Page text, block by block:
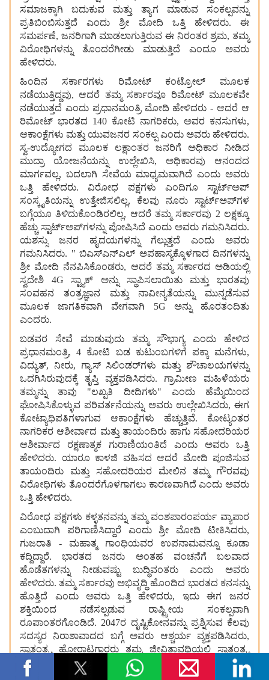
ಸಮಾಜಕ್ಕಾಗಿ
ಬದುಕುವ ಮತ್ತು ತ್ಯಾಗ ಮಾಡುವ
ಸಂಕಲ್ಪವನ್ನು
ಪ್ರತಿಬಿಂಬಿಸುತ್ತದೆ
ಎಂದು ಶ್ರೀ ಮೋದಿ ಒತ್ತಿ
ಹೇಳಿದರು. ಈ
ಸಮರ್ಪಣೆ, ಜನರಿಗಾಗಿ ಮಾಡಲಾಗುತ್ತಿರುವ ಈ ನಿರಂತರ ಶ್ರಮ, ತಮ್ಮ
ವಿರೋಧಿಗಳನ್ನು
ತೊಂದರೆಗೀಡು ಮಾಡುತ್ತಿದೆ ಎಂದೂ
ಅವರು
ಹೇಳಿದರು.
ಹಿಂದಿನ
ಸರ್ಕಾರಗಳು ರಿಮೋಟ್ ಕಂಟ್ರೋಲ್
ಮೂಲಕ
ನಡೆಯುತ್ತಿದ್ದವು, ಆದರೆ ತಮ್ಮ ಸರ್ಕಾರವೂ ರಿಮೋಟ್ ಮೂಲಕವೇ
ನಡೆಯುತ್ತದೆ ಎಂದು ಪ್ರಧಾನಮಂತ್ರಿ ಮೋದಿ ಹೇಳಿದರು - ಆದರೆ ಆ
ರಿಮೋಟ್ ಭಾರತದ 140 ಕೋಟಿ ನಾಗರಿಕರು, ಅವರ ಕನಸುಗಳು,
ಆಕಾಂಕ್ಷೆಗಳು ಮತ್ತು ಯುವಜನರ ಸಂಕಲ್ಪ ಎಂದು ಅವರು ಹೇಳಿದರು.
ಸ್ವ-ಉದ್ಯೋಗದ
ಮೂಲಕ ಲಕ್ಷಾಂತರ ಜನರಿಗೆ ಅಧಿಕಾರ
ನೀಡಿದ
ಮುದ್ರಾ
ಯೋಜನೆಯನ್ನು ಉಲ್ಲೇಖಿಸಿ, ಅಧಿಕಾರವು
ಆನಂದದ
ಮಾರ್ಗವಲ್ಲ, ಬದಲಾಗಿ ಸೇವೆಯ ಮಾಧ್ಯಮವಾಗಿದೆ ಎಂದು ಅವರು
ಒತ್ತಿ
ಹೇಳಿದರು. ವಿರೋಧ ಪಕ್ಷಗಳು ಎಂದಿಗೂ
ಸ್ಟಾರ್ಟ್‌ಅಪ್
ಸಂಸ್ಕೃತಿಯನ್ನು
ಉತ್ತೇಜಿಸಲಿಲ್ಲ, ಕೆಲವು ನೂರು
ಸ್ಟಾರ್ಟ್‌ಅಪ್‌ಗಳ
ಬಗ್ಗೆಯೂ ತಿಳಿದುಕೊಂಡಿರಲಿಲ್ಲ, ಆದರೆ ತಮ್ಮ ಸರ್ಕಾರವು 2 ಲಕ್ಷಕ್ಕೂ
ಹೆಚ್ಚು ಸ್ಟಾರ್ಟ್‌ಅಪ್‌ಗಳನ್ನು ಪೋಷಿಸಿದೆ ಎಂದು ಅವರು ಗಮನಿಸಿದರು.
ಯಶಸ್ಸು
ಜನರ ಹೃದಯಗಳನ್ನು ಗೆಲ್ಲುತ್ತದೆ ಎಂದು
ಅವರು
ಗಮನಿಸಿದರು. " ಬಿಎಸ್‌ಎನ್‌ಎಲ್ ಅಪಹಾಸ್ಯಕ್ಕೊಳಗಾದ ದಿನಗಳನ್ನು
ಶ್ರೀ ಮೋದಿ ನೆನಪಿಸಿಕೊಂಡರು, ಆದರೆ ತಮ್ಮ ಸರ್ಕಾರದ ಅಡಿಯಲ್ಲಿ
ಸ್ವದೇಶಿ 4G ಸ್ಟ್ಯಾಕ್
ಅನ್ನು ಸ್ಥಾಪಿಸಲಾಯಿತು ಮತ್ತು
ಭಾರತವು
ಸಂವಹನ
ತಂತ್ರಜ್ಞಾನ ಮತ್ತು ನಾವೀನ್ಯತೆಯನ್ನು
ಮುನ್ನಡೆಸುವ
ಮೂಲಕ
ಜಾಗತಿಕವಾಗಿ ವೇಗವಾಗಿ 5G ಅನ್ನು
ಹೊರತಂದಿತು
ಎಂದರು.
ಬಡವರ
ಸೇವೆ ಮಾಡುವುದು ತಮ್ಮ ಸೌಭಾಗ್ಯ ಎಂದು
ಹೇಳಿದ
ಪ್ರಧಾನಮಂತ್ರಿ, 4 ಕೋಟಿ
ಬಡ ಕುಟುಂಬಗಳಿಗೆ ಪಕ್ಕಾ
ಮನೆಗಳು,
ವಿದ್ಯುತ್, ನೀರು, ಗ್ಯಾಸ್ ಸಿಲಿಂಡರ್‌ಗಳು ಮತ್ತು ಶೌಚಾಲಯಗಳನ್ನು
ಒದಗಿಸಿರುವುದಕ್ಕೆ
ತೃಪ್ತಿ ವ್ಯಕ್ತಪಡಿಸಿದರು. ಗ್ರಾಮೀಣ
ಮಹಿಳೆಯರು
ತಮ್ಮನ್ನು
ತಾವು "ಲಖ್ಪತಿ ದೀದಿಗಳು" ಎಂದು
ಹೆಮ್ಮೆಯಿಂದ
ಘೋಷಿಸಿಕೊಳ್ಳುವ ಪರಿವರ್ತನೆಯನ್ನು ಅವರು ಉಲ್ಲೇಖಿಸಿದರು, ಈಗ
ಕೋಟ್ಯಾಧಿಪತಿಗಳಾಗುವ
ಆಕಾಂಕ್ಷೆಗಳು
ಹೆಚ್ಚುತ್ತಿವೆ. ಕೋಟ್ಯಂತರ
ನಾಗರಿಕರ ಆಶೀರ್ವಾದ ಮತ್ತು ತಾಯಂದಿರು ಹಾಗು ಸಹೋದರಿಯರ
ಆಶೀರ್ವಾದ ರಕ್ಷಣಾತ್ಮಕ
ಗುರಾಣಿಯಂತಿದೆ ಎಂದು ಅವರು
ಒತ್ತಿ
ಹೇಳಿದರು. ಯಾರೂ ಕಾಳಜಿ ವಹಿಸದ ಆದರೆ ಮೋದಿ ಪೂಜಿಸುವ
ತಾಯಂದಿರು
ಮತ್ತು ಸಹೋದರಿಯರ ಮೇಲಿನ ತಮ್ಮ
ಗೌರವವು
ವಿರೋಧಿಗಳು ತೊಂದರೆಗೊಳಗಾಗಲು ಕಾರಣವಾಗಿದೆ ಎಂದು ಅವರು
ಒತ್ತಿ ಹೇಳಿದರು.
ವಿರೋಧ ಪಕ್ಷಗಳು ಕಳ್ಳತನವನ್ನು ತಮ್ಮ ವಂಶಪಾರಂಪರ್ಯ ವ್ಯಾಪಾರ
ಎಂಬುದಾಗಿ
ಪರಿಗಾಣಿಸಿದ್ದಾರೆ ಎಂದು ಶ್ರೀ ಮೋದಿ
ಟೀಕಿಸಿದರು,
ಗುಜರಾತಿ - ಮಹಾತ್ಮ
ಗಾಂಧಿಯವರ ಉಪನಾಮವನ್ನೂ
ಕೂಡಾ
ಕದ್ದಿದ್ದಾರೆ. ಭಾರತದ
ಜನರು ಅಂತಹ ವಂಚನೆಗೆ
ಬಲವಾದ
ಹೊಡೆತಗಳನ್ನು
ನೀಡುವಷ್ಟು ಬುದ್ಧಿವಂತರು ಎಂದು
ಅವರು
ಹೇಳಿದರು. ತಮ್ಮ ಸರ್ಕಾರವು ಅಭಿವೃದ್ಧಿ ಹೊಂದಿದ ಭಾರತದ ಕನಸನ್ನು
ಹೊತ್ತಿದೆ
ಎಂದು ಅವರು ಒತ್ತಿ ಹೇಳಿದರು, ಇದು ಈಗ
ಜನರ
ಶಕ್ತಿಯಿಂದ
ನಡೆಸಲ್ಪಡುವ ರಾಷ್ಟ್ರೀಯ
ಸಂಕಲ್ಪವಾಗಿ
ರೂಪಾಂತರಗೊಂಡಿದೆ. 2047ರ ದೃಷ್ಟಿಕೋನವನ್ನು ಪ್ರಶ್ನಿಸುವ ಕೆಲವು
ಸದಸ್ಯರ
ನಿರಾಶಾವಾದದ ಬಗ್ಗೆ ಅವರು ಆಶ್ಚರ್ಯ
ವ್ಯಕ್ತಪಡಿಸಿದರು,
ಸ್ವಾತಂತ್ರ್ಯ
ಹೋರಾಟಗಾರರು ತಮ್ಮ ಜೀವಿತಾವಧಿಯಲ್ಲಿ
ಸ್ವಾತಂತ್ರ್ಯ
ಬರುತ್ತದೆಯೇ
ಎಂದು ತಿಳಿಯದೆಯೂ ಮಾಡಿದರು
ಎಂದು
ಅವರಿಗೆ
ನೆನಪಿಸಿದರು. ಅಂತಹ ದೃಷ್ಟಿಕೋನ ಮತ್ತು ತ್ಯಾಗವಿಲ್ಲದೆ